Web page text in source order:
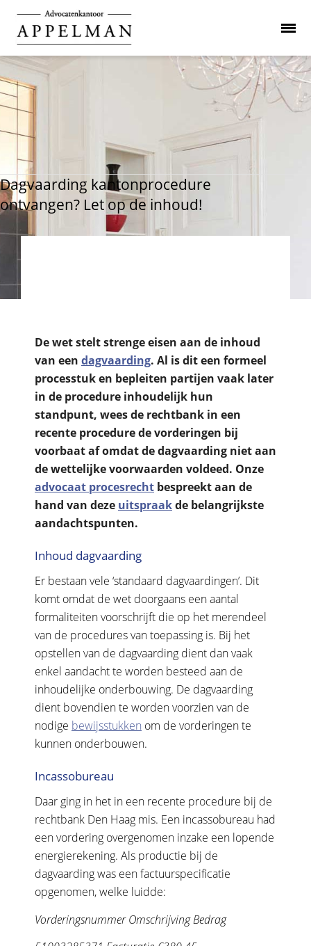
Dagvaarding kantonprocedure
ontvangen? Let op de inhoud!
De wet stelt strenge eisen aan de inhoud
van een dagvaarding. Al is dit een formeel
processtuk en bepleiten partijen vaak later
in de procedure inhoudelijk hun
standpunt, wees de rechtbank in een
recente procedure de vorderingen bij
voorbaat af omdat de dagvaarding niet aan
de wettelijke voorwaarden voldeed. Onze
advocaat procesrecht bespreekt aan de
hand van deze uitspraakde belangrijkste
aandachtspunten.
Inhoud dagvaarding
Er bestaan vele ‘standaard dagvaardingen’. Dit
komt omdat de wet doorgaans een aantal
formaliteiten voorschrijft die op het merendeel
van de procedures van toepassing is. Bij het
opstellen van de dagvaarding dient dan vaak
enkel aandacht te worden besteed aan de
inhoudelijke onderbouwing. De dagvaarding
dient bovendien te worden voorzien van de
nodige bewijsstukken om de vorderingen te
kunnen onderbouwen.
Incassobureau
Daar ging in het in een recente procedure bij de
rechtbank Den Haag mis. Een incassobureau had
een vordering overgenomen inzake een lopende
energierekening. Als productie bij de
dagvaarding was een factuurspecificatie
opgenomen, welke luidde:
Vorderingsnummer Omschrijving Bedrag